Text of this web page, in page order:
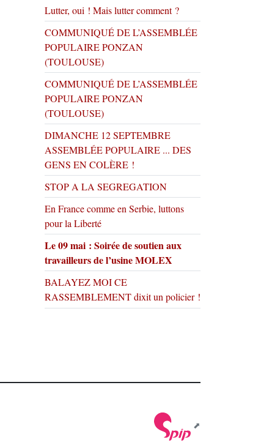
Lutter, oui ! Mais lutter comment ?
COMMUNIQUÉ DE L’ASSEMBLÉE
POPULAIRE PONZAN
(TOULOUSE)
COMMUNIQUÉ DE L’ASSEMBLÉE
POPULAIRE PONZAN
(TOULOUSE)
DIMANCHE 12 SEPTEMBRE
ASSEMBLÉE POPULAIRE ... DES
GENS EN COLÈRE !
STOP A LA SEGREGATION
En France comme en Serbie, luttons
pour la Liberté
Le 09 mai : Soirée de soutien aux
travailleurs de l’usine MOLEX
BALAYEZ MOI CE
RASSEMBLEMENT dixit un policier !